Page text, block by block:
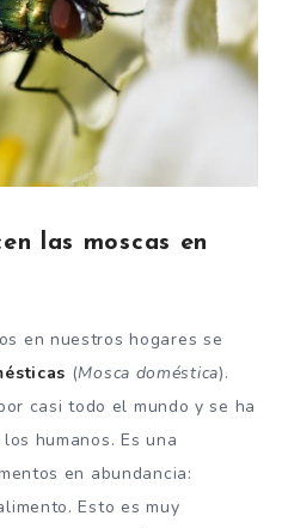
las moscas en
en nuestros hogares se
(Mosca doméstica).
casi todo el mundo y se ha
humanos. Es una
en abundancia:
Esto es muy